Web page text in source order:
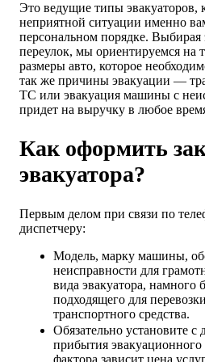
Это ведущие типы эвакуаторов,
неприятной ситуации именно
персональном порядке. Выбирая
переулок, мы ориентируемся на
размеры авто, которое
так же причины эвакуации —
ТС или эвакуация машины с
придет на выручку в любое
Как оформить
эвакуатора?
Первым делом при связи по
диспетчеру:
Модель, марку машины,
неисправности для
вида эвакуатора, намного
подходящего для
транспортного средства.
Обязательно установите с
прибытия эвакуационного
фактора зависит цена